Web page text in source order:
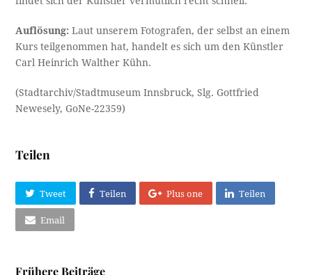
Auflösung: Laut unserem Fotografen, der selbst an einem
Kurs teilgenommen hat, handelt es sich um den Künstler
Carl Heinrich Walther Kühn.
(Stadtarchiv/Stadtmuseum Innsbruck, Slg. Gottfried
Newesely, GoNe-22359)
Teilen
Tweet Teilen Plus one Teilen
Email
Frühere Beiträge